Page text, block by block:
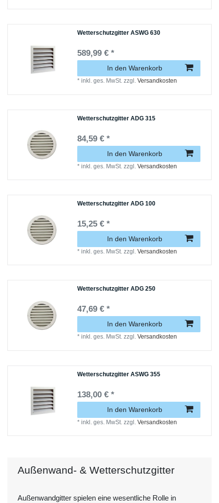
Wetterschutzgitter ASWG 630
589,99 € *
In den Warenkorb
*inkl. ges. MwSt. zzgl.Versandkosten
Wetterschutzgitter ADG 315
84,59 € *
In den Warenkorb
*inkl. ges. MwSt. zzgl.Versandkosten
Wetterschutzgitter ADG 100
15,25 € *
In den Warenkorb
*inkl. ges. MwSt. zzgl.Versandkosten
Wetterschutzgitter ADG 250
47,69 € *
In den Warenkorb
*inkl. ges. MwSt. zzgl.Versandkosten
Wetterschutzgitter ASWG 355
138,00 € *
In den Warenkorb
*inkl. ges. MwSt. zzgl.Versandkosten
Außenwand- & Wetterschutzgitter
Außenwandgitter spielen eine wesentliche Rolle in